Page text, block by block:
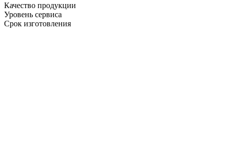
Качество продукции
Уровень сервиса
Срок изготовления